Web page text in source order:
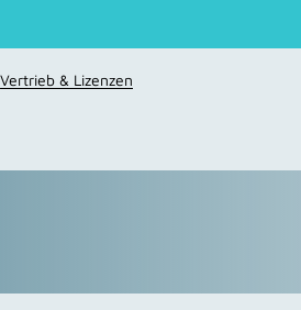
Vertrieb & Lizenzen